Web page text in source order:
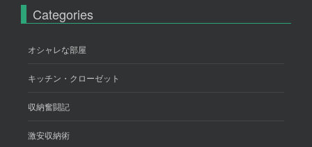
Categories
オシャレな部屋
キッチン・クローゼット
収納奮闘記
激安収納術